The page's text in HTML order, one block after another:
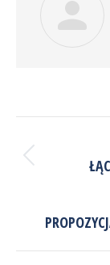
WPISÓW